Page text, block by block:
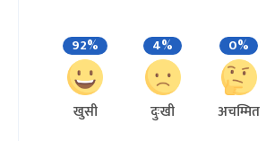
92%
खुसी
4%
दुःखी
0%
अचम्मित